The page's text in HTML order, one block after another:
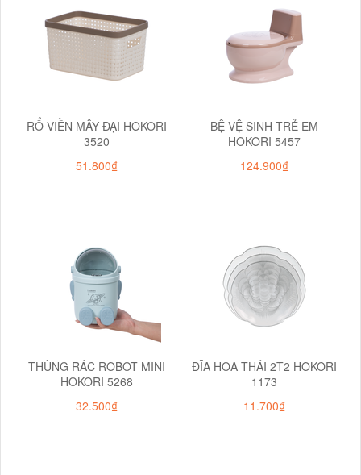
RỔ VIỀN MÂY ĐẠI HOKORI
3520
51.800₫
BỆ VỆ SINH TRẺ EM
HOKORI 5457
124.900₫
THÙNG RÁC ROBOT MINI
HOKORI 5268
32.500₫
ĐĨA HOA THÁI 2T2 HOKORI
1173
11.700₫